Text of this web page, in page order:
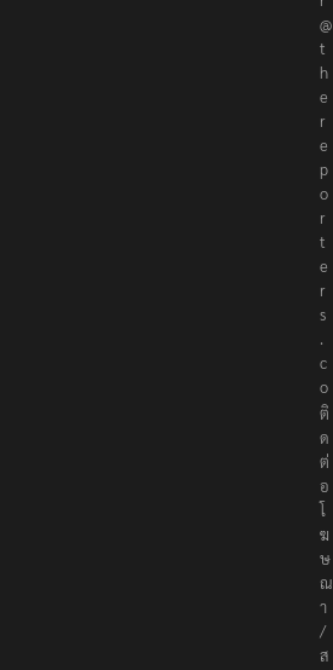
@
t
h
e
r
e
p
o
r
t
e
r
s
.
c
o
ติ
ด
ต่
อ
โ
ฆ
ษ
ณ
า
/
ส